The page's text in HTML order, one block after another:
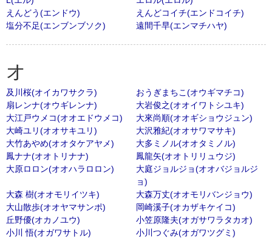
えんどう(エンドウ)
えんどコイチ(エンドコイチ)
塩分不足(エンブンブソク)
遠間千早(エンマチハヤ)
オ
及川桜(オイカワサクラ)
おうぎまちこ(オウギマチコ)
扇レンナ(オウギレンナ)
大岩俊之(オオイワトシユキ)
大江戸ウメコ(オオエドウメコ)
大來尚順(オオギショウジュン)
大崎ユリ(オオサキユリ)
大沢雅紀(オオサワマサキ)
大竹あやめ(オオタケアヤメ)
大多ミノル(オオタミノル)
鳳ナナ(オオトリナナ)
鳳龍矢(オオトリリュウジ)
大原ロロン(オオハラロロン)
大庭ジョルジョ(オオバジョルジ
ョ)
大森 樹(オオモリイツキ)
大森万丈(オオモリバンジョウ)
大山散歩(オオヤマサンポ)
岡崎溪子(オカザキケイコ)
丘野優(オカノユウ)
小笠原隆夫(オガサワラタカオ)
小川 悟(オガワサトル)
小川つぐみ(オガワツグミ)